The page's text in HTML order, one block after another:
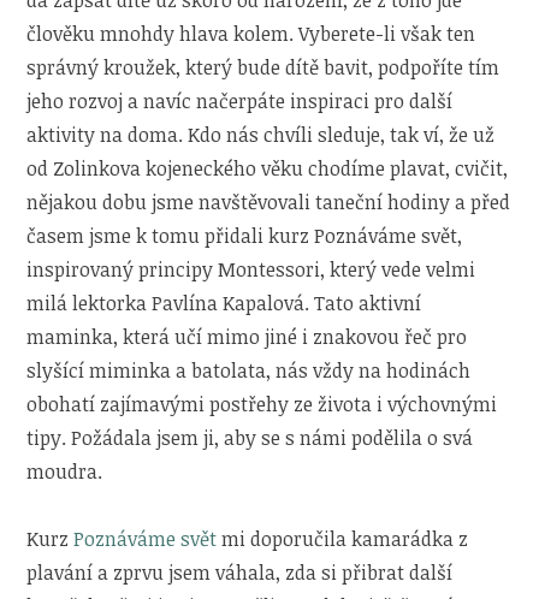
člověku mnohdy hlava kolem. Vyberete-li však ten
správný kroužek, který bude dítě bavit, podpoříte tím
jeho rozvoj a navíc načerpáte inspiraci pro další
aktivity na doma. Kdo nás chvíli sleduje, tak ví, že už
od Zolinkova kojeneckého věku chodíme plavat, cvičit,
nějakou dobu jsme navštěvovali taneční hodiny a před
časem jsme k tomu přidali kurz Poznáváme svět,
inspirovaný principy Montessori, který vede velmi
milá lektorka Pavlína Kapalová. Tato aktivní
maminka, která učí mimo jiné i znakovou řeč pro
slyšící miminka a batolata, nás vždy na hodinách
obohatí zajímavými postřehy ze života i výchovnými
tipy. Požádala jsem ji, aby se s námi podělila o svá
moudra.
KurzPoznáváme světmi doporučila kamarádka z
plavání a zprvu jsem váhala, zda si přibrat další